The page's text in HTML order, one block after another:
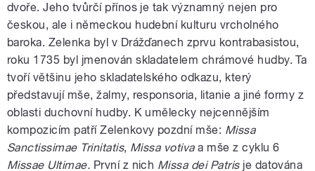
dvoře. Jeho tvůrčí přínos je tak významný nejen pro
českou, ale i německou hudební kulturu vrcholného
baroka. Zelenka byl v Drážďanech zprvu kontrabasistou,
roku 1735 byl jmenován skladatelem chrámové hudby. Ta
tvoří většinu jeho skladatelského odkazu, který
představují mše, žalmy, responsoria, litanie a jiné formy z
oblasti duchovní hudby. K umělecky nejcennějším
kompozicím patří Zelenkovy pozdní mše: Missa
Sanctissimae Trinitatis, Missa votivaa mše z cyklu 6
Missae Ultimae. První z nich Missa dei Patrisje datována